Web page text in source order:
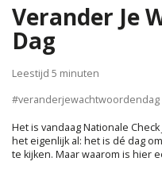
Verander Je
Dag
Leestijd 5 minuten
#veranderjewachtwoordendag
Het is vandaag Nationale
het eigenlijk al: het is dé dag
te kijken. Maar waarom is hier